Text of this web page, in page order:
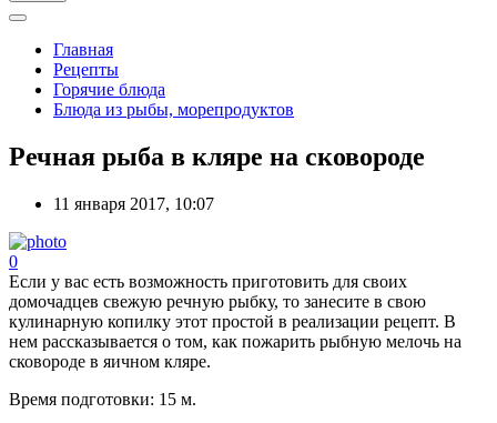
Главная
Рецепты
Горячие блюда
Блюда из рыбы, морепродуктов
Речная рыба в кляре на сковороде
11 января 2017, 10:07
0
Если у вас есть возможность приготовить для своих
домочадцев свежую речную рыбку, то занесите в свою
кулинарную копилку этот простой в реализации рецепт. В
нем рассказывается о том, как пожарить рыбную мелочь на
сковороде в яичном кляре.
Время подготовки: 15 м.